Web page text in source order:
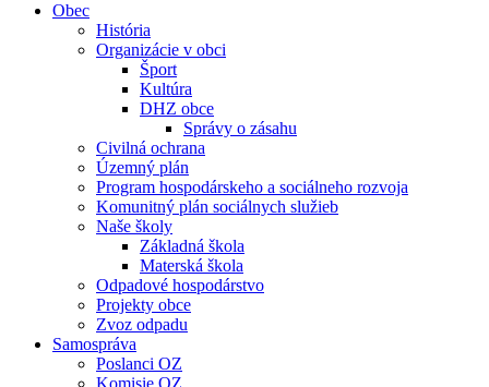
Obec
História
Organizácie v obci
Šport
Kultúra
DHZ obce
Správy o zásahu
Civilná ochrana
Územný plán
Program hospodárskeho a sociálneho rozvoja
Komunitný plán sociálnych služieb
Naše školy
Základná škola
Materská škola
Odpadové hospodárstvo
Projekty obce
Zvoz odpadu
Samospráva
Poslanci OZ
Komisie OZ